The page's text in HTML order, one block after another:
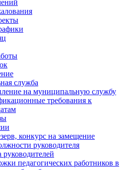
служба
на муниципальную службу
требования к
конкурс на замещение
руководителя
руководителей
педагогических работников в